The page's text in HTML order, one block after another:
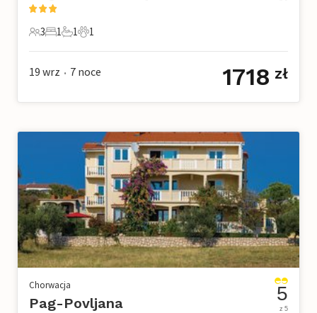
3 Goście
3
1 Sypialnia
1
1 Łazienka
1
1 Zwierzę domowe
1
19 wrz • 7 noce 1718 zł
Chorwacja
Pag-Povljana 5
z 5